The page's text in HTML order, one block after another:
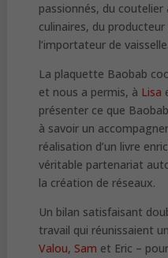
passionnés, du coutelier
culinaires, du producteur
l’importateur de vaisselle.
La plaquette Baobab
et nous a permis, à Lisa
présenter ce que
à savoir un
réalisation d’un livre
véritable partenariat
la création de réseaux.
Un bilan satisfaisant
travail qui réunissaient
Valou, Sam et Eric –